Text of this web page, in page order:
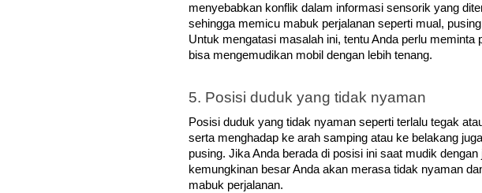
menyebabkan konflik dalam informasi sensorik yang
sehingga memicu mabuk perjalanan seperti mual,
Untuk mengatasi masalah ini, tentu Anda perlu meminta
bisa mengemudikan mobil dengan lebih tenang.
5. Posisi duduk yang tidak nyaman
Posisi duduk yang tidak nyaman seperti terlalu tegak
serta menghadap ke arah samping atau ke belakang
pusing. Jika Anda berada di posisi ini saat mudik
kemungkinan besar Anda akan merasa tidak nyaman
mabuk perjalanan.